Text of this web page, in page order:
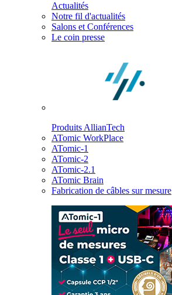
Actualités
Notre fil d'actualités
Salons et Conférences
Le coin presse
Produits AllianTech
ATomic WorkPlace
ATomic-1
ATomic-2
ATomic-2.1
ATomic Brain
Fabrication de câbles sur mesure